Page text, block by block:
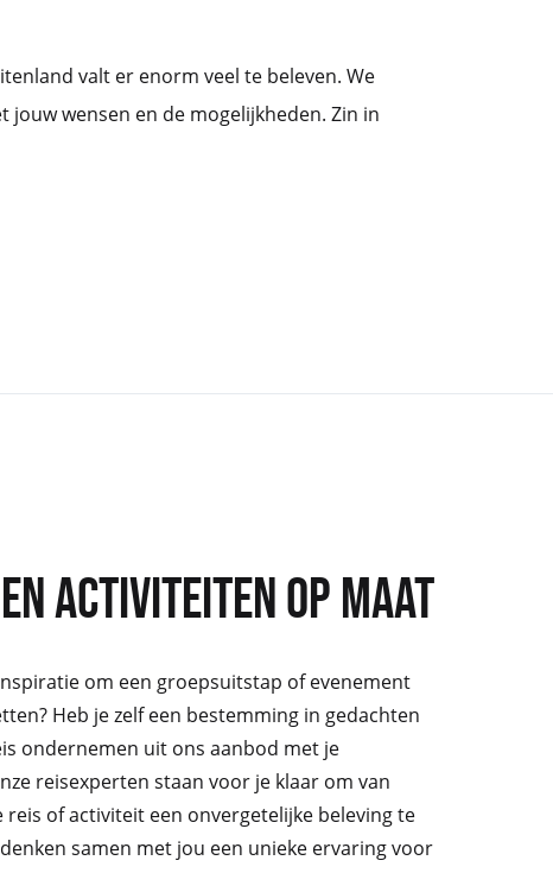
valt er enorm veel te beleven. We
wensen en de mogelijkheden. Zin in
ACTIVITEITEN OP MAAT
om een groepsuitstap of evenement
Heb je zelf een bestemming in gedachten
ondernemen uit ons aanbod met je
reisexperten staan voor je klaar om van
reis of activiteit een onvergetelijke beleving te
samen met jou een unieke ervaring voor